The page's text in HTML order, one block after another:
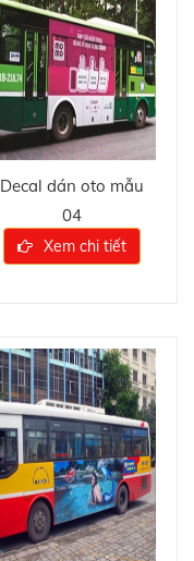
Decal dán oto mẫu
04
Xem chi tiết